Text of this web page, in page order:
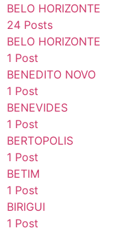
BELO HORIZONTE
24 Posts
BELO HORIZONTE
1 Post
BENEDITO NOVO
1 Post
BENEVIDES
1 Post
BERTOPOLIS
1 Post
BETIM
1 Post
BIRIGUI
1 Post